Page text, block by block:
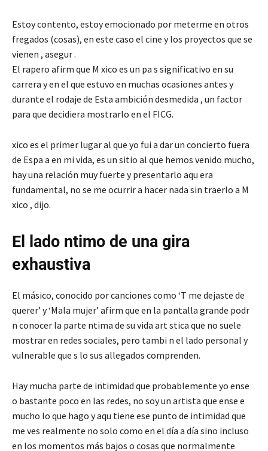
Estoy contento, estoy emocionado por meterme en otros
fregados (cosas), en este caso el cine y los proyectos que se
vienen , asegur .
El rapero afirm que M xico es un pa s significativo en su
carrera y en el que estuvo en muchas ocasiones antes y
durante el rodaje de Esta ambición desmedida , un factor
para que decidiera mostrarlo en el FICG.
xico es el primer lugar al que yo fui a dar un concierto fuera
de Espa a en mi vida, es un sitio al que hemos venido mucho,
hay una relación muy fuerte y presentarlo aqu era
fundamental, no se me ocurrir a hacer nada sin traerlo a M
xico , dijo.
El lado ntimo de una gira
exhaustiva
El másico, conocido por canciones como ‘T me dejaste de
querer’ y ‘Mala mujer’ afirm que en la pantalla grande podr
n conocer la parte ntima de su vida art stica que no suele
mostrar en redes sociales, pero tambi n el lado personal y
vulnerable que s lo sus allegados comprenden.
Hay mucha parte de intimidad que probablemente yo ense
o bastante poco en las redes, no soy un artista que ense e
mucho lo que hago y aqu tiene ese punto de intimidad que
me ves realmente no solo como en el día a día sino incluso
en los momentos más bajos o cosas que normalmente